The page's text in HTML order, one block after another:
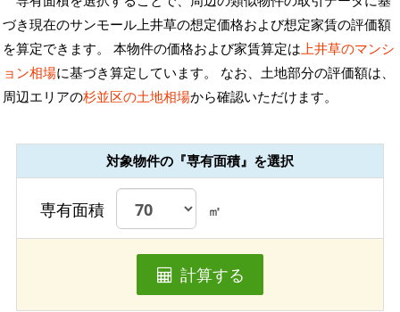
づき現在のサンモール上井草の想定価格および想定家賃の評価額
を算定できます。 本物件の価格および家賃算定は上井草のマンシ
ョン相場に基づき算定しています。 なお、土地部分の評価額は、
周辺エリアの杉並区の土地相場から確認いただけます。
対象物件の『専有面積』を選択
専有面積 ㎡
計算する